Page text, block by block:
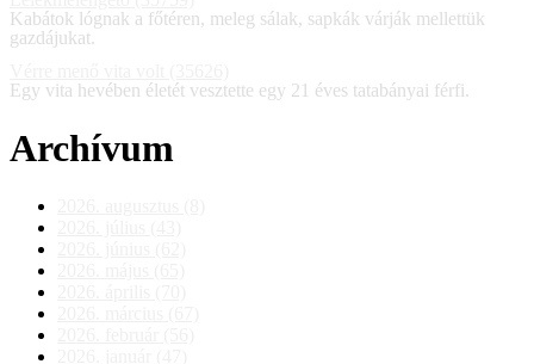
Kabátok lógnak a főtéren, meleg sálak, sapkák várják mellettük
gazdájukat.
Egy vita hevében életét vesztette egy 21 éves tatabányai férfi.
Archívum